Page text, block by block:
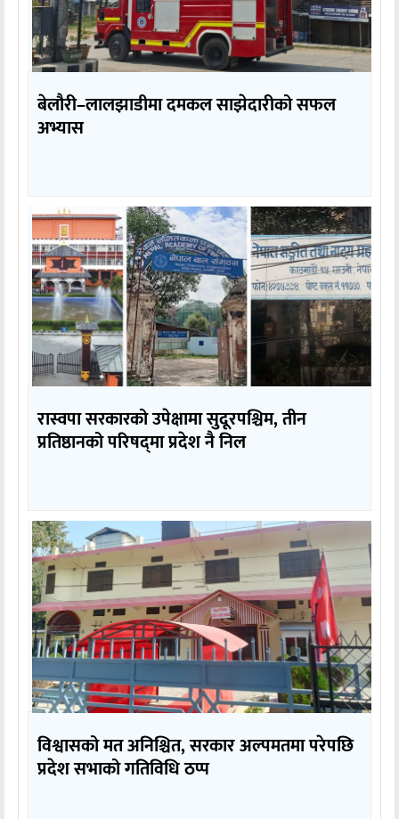
बेलौरी–लालझाडीमा दमकल साझेदारीको सफल
अभ्यास
रास्वपा सरकारको उपेक्षामा सुदूरपश्चिम, तीन
प्रतिष्ठानको परिषद्‌मा प्रदेश नै निल
विश्वासको मत अनिश्चित, सरकार अल्पमतमा परेपछि
प्रदेश सभाको गतिविधि ठप्प